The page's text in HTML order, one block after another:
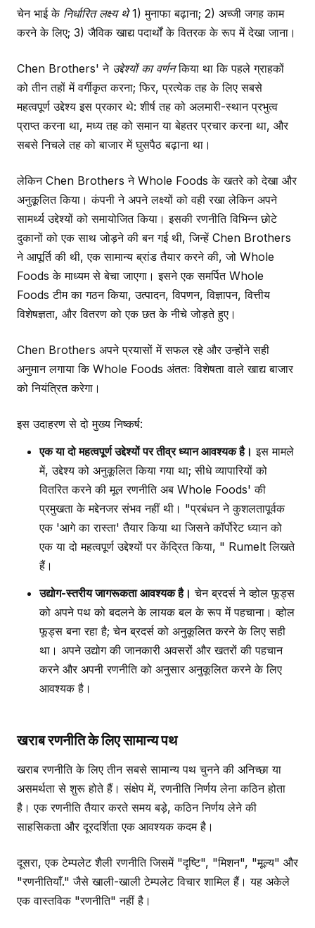
चेन भाई के निर्धारित लक्ष्य थे 1) मुनाफा बढ़ाना; 2) अच्जी जगह काम
करने के लिए; 3) जैविक खाद्य पदार्थों के वितरक के रूप में देखा जाना।
Chen Brothers' ने उद्देश्यों का वर्णनकिया था कि पहले ग्राहकों
को तीन तहों में वर्गीकृत करना; फिर, प्रत्येक तह के लिए सबसे
महत्वपूर्ण उद्देश्य इस प्रकार थे: शीर्ष तह को अलमारी-स्थान प्रभुत्व
प्राप्त करना था, मध्य तह को समान या बेहतर प्रचार करना था, और
सबसे निचले तह को बाजार में घुसपैठ बढ़ाना था।
लेकिन Chen Brothers ने Whole Foods के खतरे को देखा और
अनुकूलित किया। कंपनी ने अपने लक्ष्यों को वही रखा लेकिन अपने
सामर्थ्य उद्देश्यों को समायोजित किया। इसकी रणनीति विभिन्न छोटे
दुकानों को एक साथ जोड़ने की बन गई थी, जिन्हें Chen Brothers
ने आपूर्ति की थी, एक सामान्य ब्रांड तैयार करने की, जो Whole
Foods के माध्यम से बेचा जाएगा। इसने एक समर्पित Whole
Foods टीम का गठन किया, उत्पादन, विपणन, विज्ञापन, वित्तीय
विशेषज्ञता, और वितरण को एक छत के नीचे जोड़ते हुए।
Chen Brothers अपने प्रयासों में सफल रहे और उन्होंने सही
अनुमान लगाया कि Whole Foods अंततः विशेषता वाले खाद्य बाजार
को नियंत्रित करेगा।
इस उदाहरण से दो मुख्य निष्कर्ष:
एक या दो महत्वपूर्ण उद्देश्यों पर तीव्र ध्यान आवश्यक है। इस मामले
में, उद्देश्य को अनुकूलित किया गया था; सीधे व्यापारियों को
वितरित करने की मूल रणनीति अब Whole Foods' की
प्रमुखता के मद्देनजर संभव नहीं थी। "प्रबंधन ने कुशलतापूर्वक
एक 'आगे का रास्ता' तैयार किया था जिसने कॉर्पोरेट ध्यान को
एक या दो महत्वपूर्ण उद्देश्यों पर केंद्रित किया, " Rumelt लिखते
हैं।
उद्योग-स्तरीय जागरूकता आवश्यक है। चेन ब्रदर्स ने व्होल फूड्स
को अपने पथ को बदलने के लायक बल के रूप में पहचाना। व्होल
फूड्स बना रहा है; चेन ब्रदर्स को अनुकूलित करने के लिए सही
था। अपने उद्योग की जानकारी अवसरों और खतरों की पहचान
करने और अपनी रणनीति को अनुसार अनुकूलित करने के लिए
आवश्यक है।
खराब रणनीति के लिए सामान्य पथ
खराब रणनीति के लिए तीन सबसे सामान्य पथ चुनने की अनिच्छा या
असमर्थता से शुरू होते हैं। संक्षेप में, रणनीति निर्णय लेना कठिन होता
है। एक रणनीति तैयार करते समय बड़े, कठिन निर्णय लेने की
साहसिकता और दूरदर्शिता एक आवश्यक कदम है।
दूसरा, एक टेम्पलेट शैली रणनीति जिसमें "दृष्टि", "मिशन", "मूल्य" और
"रणनीतियाँ." जैसे खाली-खाली टेम्पलेट विचार शामिल हैं। यह अकेले
एक वास्तविक "रणनीति" नहीं है।